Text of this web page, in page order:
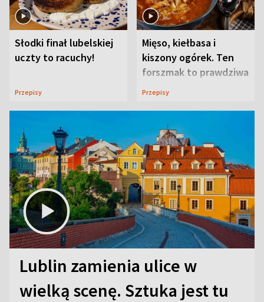
Słodki finał lubelskiej
uczty to racuchy!
Przepisy
Mięso, kiełbasa i
kiszony ogórek. Ten
forszmak to prawdziwa
uczta
Przepisy
Lublin zamienia ulice w
wielką scenę. Sztuka jest tu